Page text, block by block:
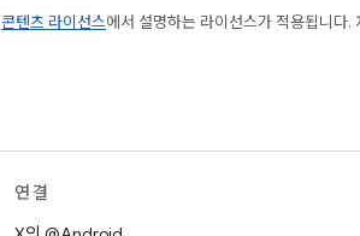
콘텐츠 라이선스에서 설명하는 라이선스가 적용됩니
연결